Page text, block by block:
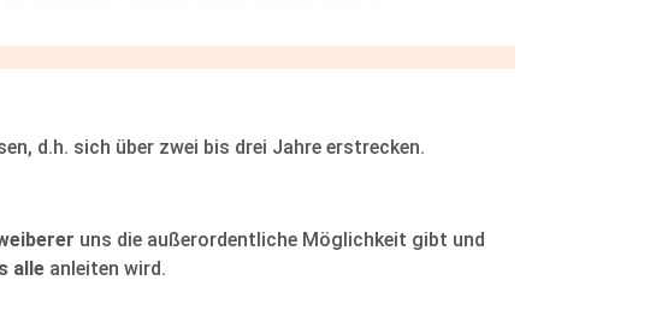
d.h. sich über zwei bis drei Jahre erstrecken.
uns die außerordentliche Möglichkeit gibt und
alle anleiten wird.